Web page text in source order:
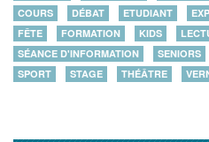
COURS
DÉBAT ETUDIANT
FÊTE
FORMATION KIDS
SÉANCE D'INFORMATION
SENIORS
SPORT
STAGE THÉÂTRE